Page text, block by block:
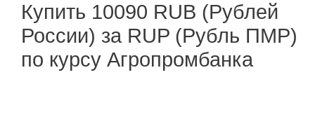
Купить 10090 RUB (Рублей
России) за RUP (Рубль ПМР)
по курсу Агропромбанка